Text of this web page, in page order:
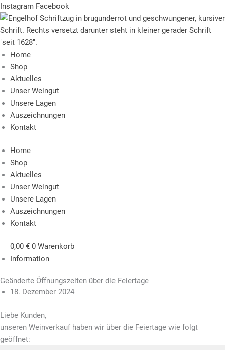
Zum
Inhalt
springen
Instagram Facebook
Home
Shop
Aktuelles
Unser Weingut
Unsere Lagen
Auszeichnungen
Kontakt
Home
Shop
Aktuelles
Unser Weingut
Unsere Lagen
Auszeichnungen
Kontakt
0,00 € 0 Warenkorb
Information
Geänderte Öffnungszeiten über die Feiertage
18. Dezember 2024
Liebe Kunden,
unseren Weinverkauf haben wir über die Feiertage wie folgt
geöffnet: